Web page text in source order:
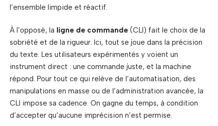
l’ensemble limpide et réactif.
À l’opposé, la ligne de commande (CLI) fait le choix de la
sobriété et de la rigueur. Ici, tout se joue dans la précision
du texte. Les utilisateurs expérimentés y voient un
instrument direct : une commande juste, et la machine
répond. Pour tout ce qui relève de l’automatisation, des
manipulations en masse ou de l’administration avancée, la
CLI impose sa cadence. On gagne du temps, à condition
d’accepter qu’aucune imprécision n’est permise.